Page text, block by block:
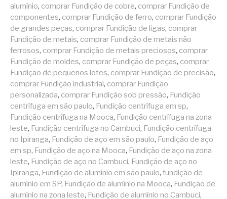
alumínio, comprar Fundição de cobre, comprar Fundição de
componentes, comprar Fundição de ferro, comprar Fundição
de grandes peças, comprar Fundição de ligas, comprar
Fundição de metais, comprar Fundição de metais não
ferrosos, comprar Fundição de metais preciosos, comprar
Fundição de moldes, comprar Fundição de peças, comprar
Fundição de pequenos lotes, comprar Fundição de precisão,
comprar Fundição industrial, comprar Fundição
personalizada, comprar Fundição sob pressão, Fundição
centrífuga em são paulo, Fundição centrífuga em sp,
Fundição centrífuga na Mooca, Fundição centrífuga na zona
leste, Fundição centrífuga no Cambuci, Fundição centrífuga
no Ipiranga, Fundição de aço em são paulo, Fundição de aço
em sp, Fundição de aço na Mooca, Fundição de aço na zona
leste, Fundição de aço no Cambuci, Fundição de aço no
Ipiranga, Fundição de alumínio em são paulo, fundição de
alumínio em SP, Fundição de alumínio na Mooca, Fundição de
alumínio na zona leste, Fundição de alumínio no Cambuci,